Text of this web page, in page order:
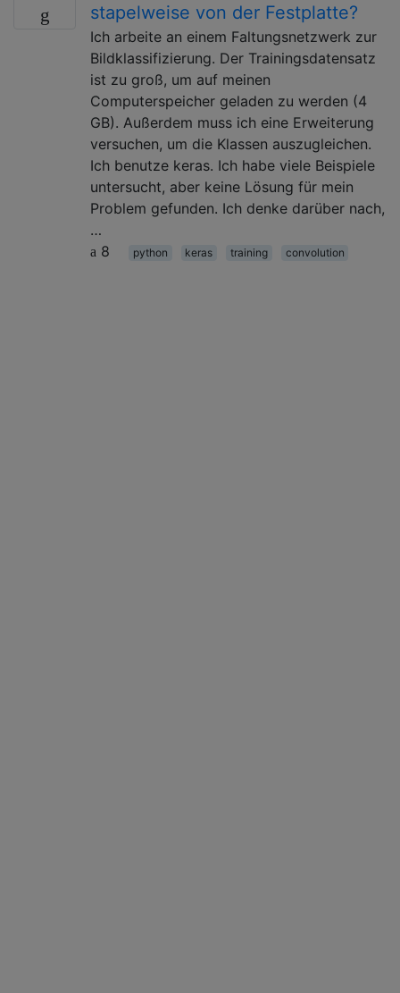
stapelweise von der Festplatte?
Ich arbeite an einem Faltungsnetzwerk zur
Bildklassifizierung. Der Trainingsdatensatz
ist zu groß, um auf meinen
Computerspeicher geladen zu werden (4
GB). Außerdem muss ich eine Erweiterung
versuchen, um die Klassen auszugleichen.
Ich benutze keras. Ich habe viele Beispiele
untersucht, aber keine Lösung für mein
Problem gefunden. Ich denke darüber nach,
…
8
python keras training convolution